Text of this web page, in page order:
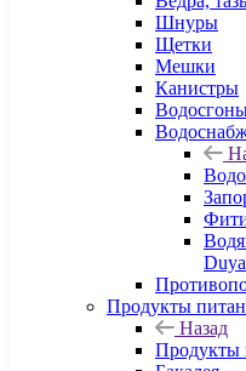
Шнуры
Щетки
Мешки
Канистры
Продукты
Назад
Продукты